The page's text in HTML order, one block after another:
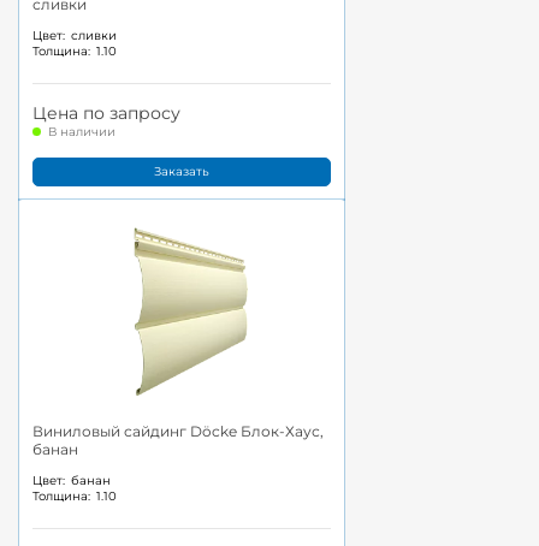
сливки
Цвет: сливки
Толщина: 1.10
Цена по запросу
В наличии
Заказать
Виниловый сайдинг Döcke Блок-Хаус,
банан
Цвет: банан
Толщина: 1.10